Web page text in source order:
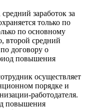
заработок за
только по
по основному
второй средний
договору о
повышения
осуществляет
порядке и
работодателя.
повышения